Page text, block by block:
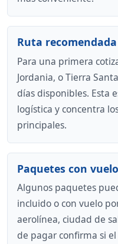
Ruta
Para una primera
Jordania, o Tierra
días disponibles. Esta
logística y concentra
principales.
Paquetes con
Algunos paquetes
incluido o con vuelo
aerolínea, ciudad de
de pagar confirma si